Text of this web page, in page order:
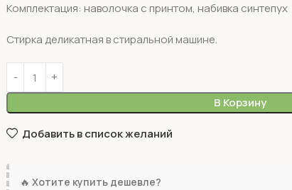
Комплектация: наволочка с принтом, набивка синтепух
Стирка деликатная в стиральной машине.
В Корзину
Добавить в список желаний
🔥 Хотите купить дешевле?